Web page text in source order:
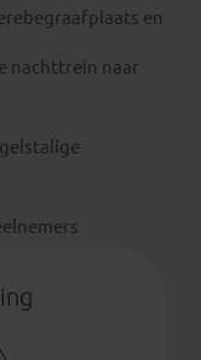
en
nachttrein naar